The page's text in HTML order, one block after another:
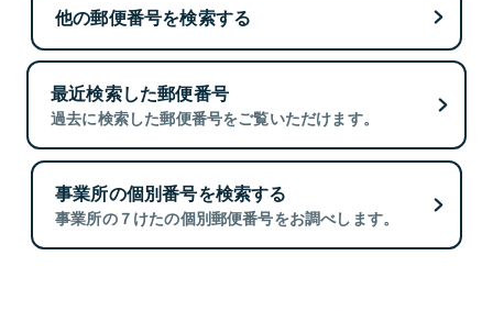
他の郵便番号を検索する
最近検索した郵便番号
過去に検索した郵便番号をご覧いただけます。
事業所の個別番号を検索する
事業所の７けたの個別郵便番号をお調べします。